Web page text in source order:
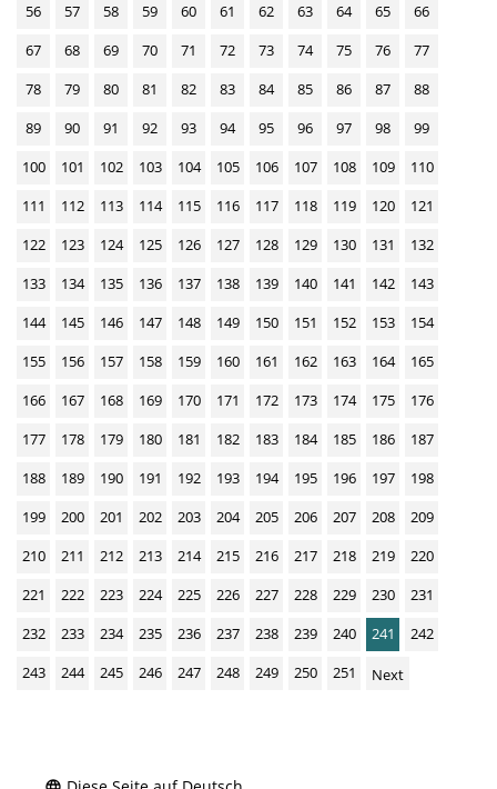
56
57 58 59 60 61 62 63 64 65
66
67
68 69 70 71 72 73 74 75 76
77
78
79 80 81 82 83 84 85 86 87
88
89
90 91 92 93 94 95 96 97 98
99
100
101 102 103 104 105 106 107 108 109
110
111
112 113 114 115 116 117 118 119 120
121
122
123 124 125 126 127 128 129 130 131
132
133
134 135 136 137 138 139 140 141 142
143
144
145 146 147 148 149 150 151 152 153
154
155
156 157 158 159 160 161 162 163 164
165
166
167 168 169 170 171 172 173 174 175
176
177
178 179 180 181 182 183 184 185 186
187
188
189 190 191 192 193 194 195 196 197
198
199
200 201 202 203 204 205 206 207 208
209
210
211 212 213 214 215 216 217 218 219
220
221
222 223 224 225 226 227 228 229 230
231
232
233 234 235 236 237 238 239 240 241
242
243
244 245 246 247 248 249 250 251 Next